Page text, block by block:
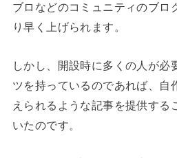
ブロなどのコミュニティのブロ
り早く上げられます。
しかし、開設時に多くの人が必
ツを持っているのであれば、自
えられるような記事を提供する
いたのです。